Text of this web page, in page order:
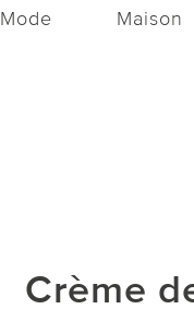
Mode Maison
Crème